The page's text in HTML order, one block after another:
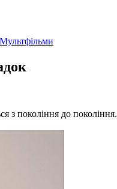
Мультфільми
з покоління до покоління.